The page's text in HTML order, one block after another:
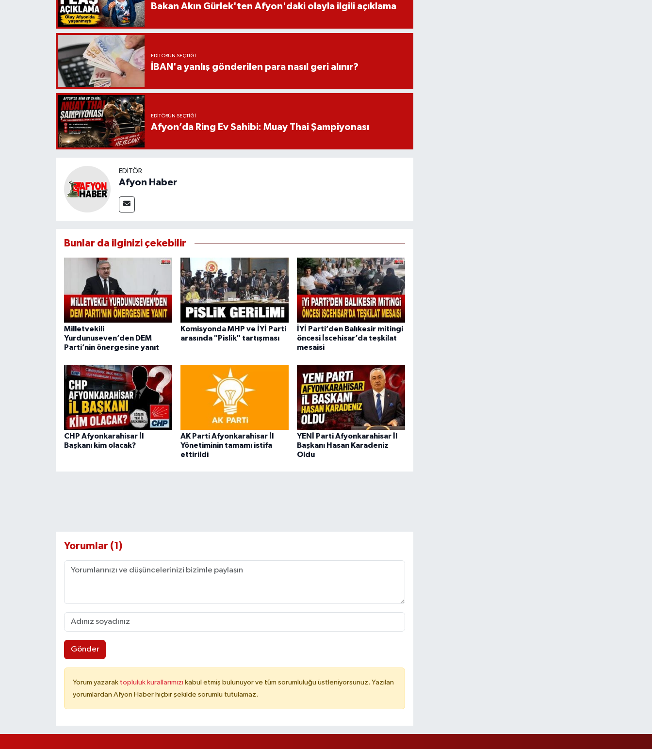
Bakan Akın Gürlek'ten Afyon'daki olayla ilgili açıklama
EDITÖRÜN SEÇTIĞI
İBAN'a yanlış gönderilen para nasıl geri alınır?
EDITÖRÜN SEÇTIĞI
Afyon’da Ring Ev Sahibi: Muay Thai Şampiyonası
EDITÖR
Afyon Haber
Bunlar da ilginizi çekebilir
Milletvekili
Yurdunuseven’den DEM
Parti’nin önergesine yanıt
Komisyonda MHP ve İYİ Parti
arasında "Pislik" tartışması
İYİ Parti’den Balıkesir mitingi
öncesi İscehisar’da teşkilat
mesaisi
CHP Afyonkarahisar İl
Başkanı kim olacak?
AK Parti Afyonkarahisar İl
Yönetiminin tamamı istifa
ettirildi
YENİ Parti Afyonkarahisar İl
Başkanı Hasan Karadeniz
Oldu
Yorumlar (1)
Gönder
Yorum yazarak topluluk kurallarımızı kabul etmiş bulunuyor ve tüm sorumluluğu üstleniyorsunuz. Yazılan
yorumlardan Afyon Haber hiçbir şekilde sorumlu tutulamaz.